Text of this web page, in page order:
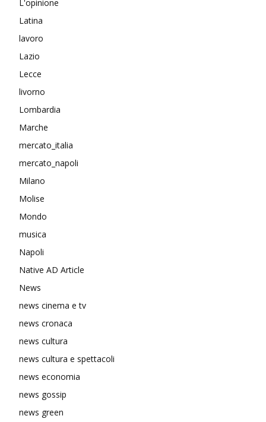
L'opinione
Latina
lavoro
Lazio
Lecce
livorno
Lombardia
Marche
mercato_italia
mercato_napoli
Milano
Molise
Mondo
musica
Napoli
Native AD Article
News
news cinema e tv
news cronaca
news cultura
news cultura e spettacoli
news economia
news gossip
news green